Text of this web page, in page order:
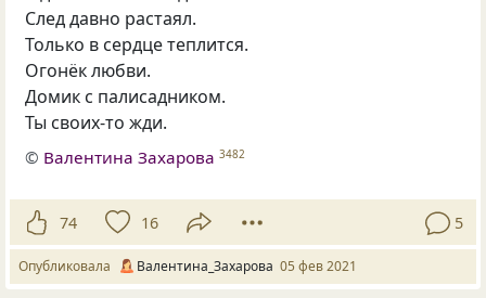
След давно растаял.
Только в сердце теплится.
Огонёк любви.
Домик с палисадником.
Ты своих-то жди.
© Валентина Захарова 3482
74 16 5
Опубликовала Валентина_Захарова 05 фев 2021